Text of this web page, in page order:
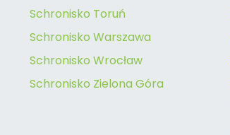
Schronisko Toruń
Schronisko Warszawa
Schronisko Wrocław
Schronisko Zielona Góra